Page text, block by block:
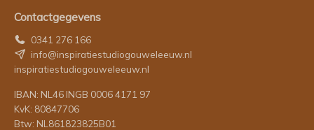
Contactgegevens
0341 276 166
info@inspiratiestudiogouweleeuw.nl
inspiratiestudiogouweleeuw.nl
IBAN: NL46 INGB 0006 4171 97
KvK: 80847706
Btw: NL861823825B01